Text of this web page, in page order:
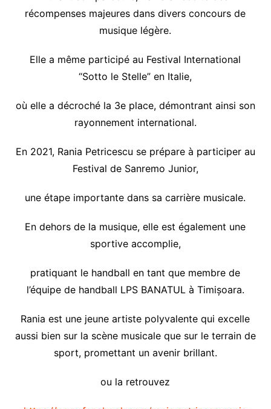
récompenses majeures dans divers concours de
musique légère.
Elle a même participé au Festival International
“Sotto le Stelle” en Italie,
où elle a décroché la 3e place, démontrant ainsi son
rayonnement international.
En 2021, Rania Petricescu se prépare à participer au
Festival de Sanremo Junior,
une étape importante dans sa carrière musicale.
En dehors de la musique, elle est également une
sportive accomplie,
pratiquant le handball en tant que membre de
l’équipe de handball LPS BANATUL à Timișoara.
Rania est une jeune artiste polyvalente qui excelle
aussi bien sur la scène musicale que sur le terrain de
sport, promettant un avenir brillant.
ou la retrouvez